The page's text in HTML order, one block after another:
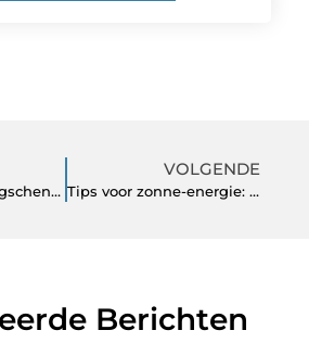
Fysiotherapie Bergschenhoek: professionele hulp bij pijn, herstel en beweging
VOLGENDE
Tips voor zonne-energie: maximaliseer besparingen vóór 2027
Berichten